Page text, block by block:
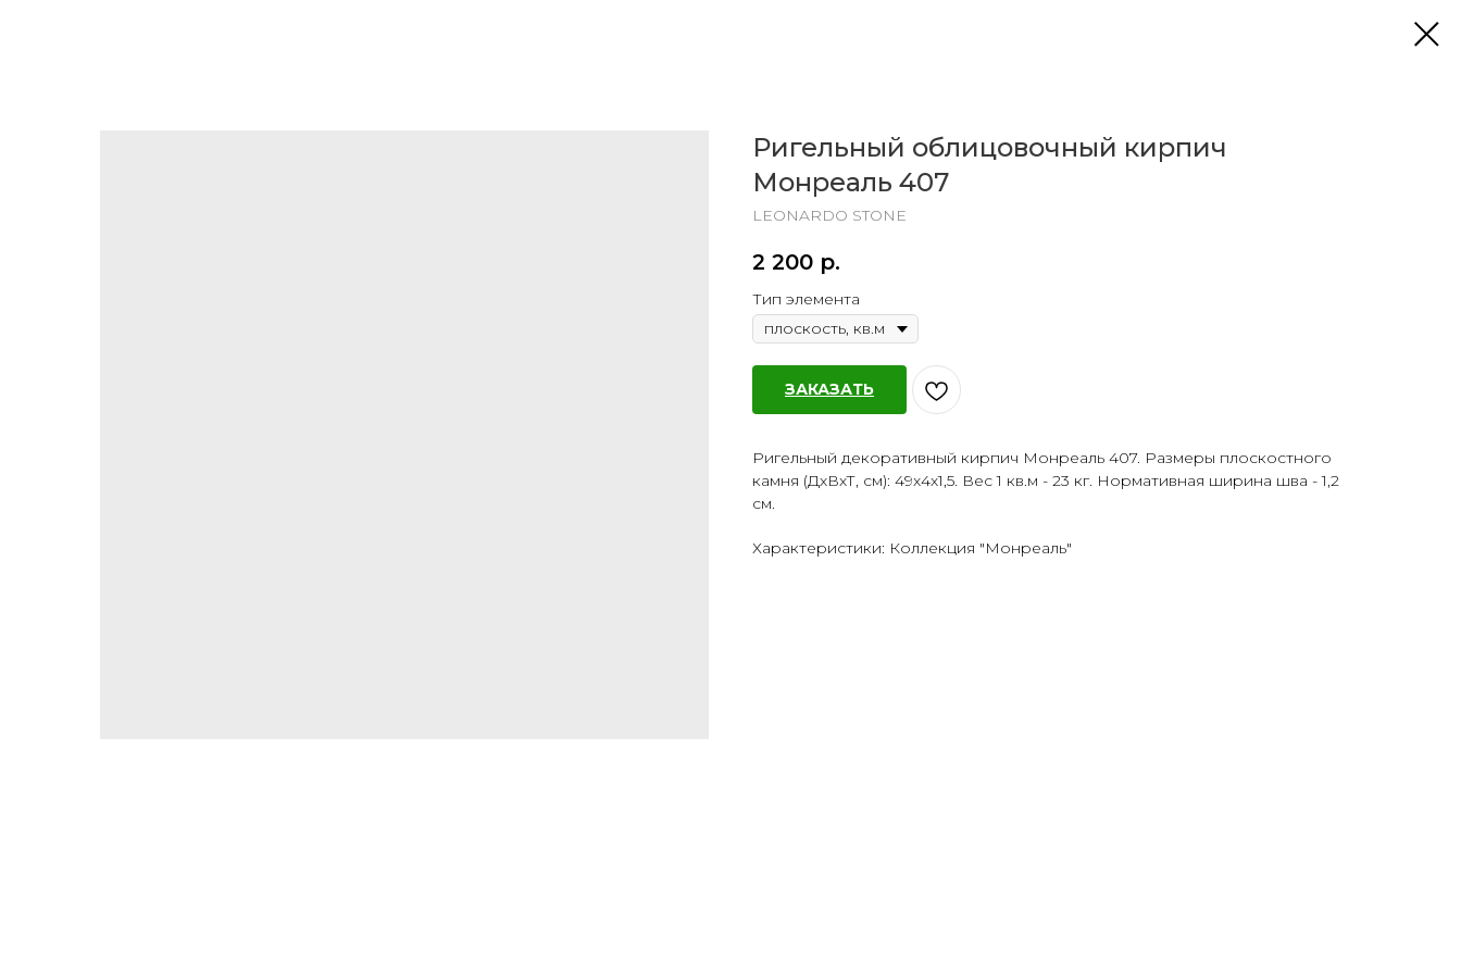
Ригельный облицовочный кирпич
Монреаль 407
LEONARDO STONE
2 200 р.
Тип элемента
ЗАКАЗАТЬ
Ригельный декоративный кирпич Монреаль 407. Размеры плоскостного
камня (ДхВхТ, см): 49х4х1,5. Вес 1 кв.м - 23 кг. Нормативная ширина шва - 1,2
см.
Характеристики: Коллекция "Монреаль"